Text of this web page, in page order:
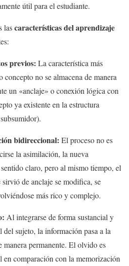
útil para el estudiante.
lascaracterísticas del aprendizaje
previos: La característica más
concepto no se almacena de manera
un «anclaje» o conexión lógica con
ya existente en la estructura
bidireccional: El proceso no es
la asimilación, la nueva
claro, pero al mismo tiempo, el
de anclaje se modifica, se
más rico y complejo.
Al integrarse de forma sustancial y
sujeto, la información pasa a la
manera permanente. El olvido es
comparación con la memorización